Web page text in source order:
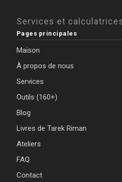
Services et
Pages principales
Maison
À propos de nous
Services
Outils (160+)
Blog
Livres de Tarek Riman
Ateliers
FAQ
Contact